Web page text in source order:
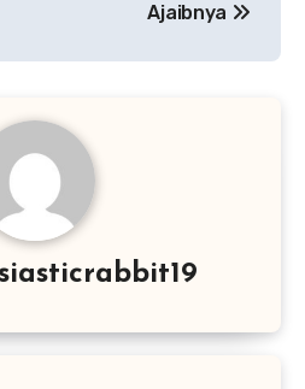
Ajaibnya